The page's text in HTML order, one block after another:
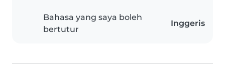
Bahasa yang saya boleh
bertutur
Inggeris